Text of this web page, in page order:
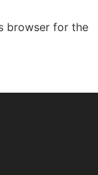
browser for the